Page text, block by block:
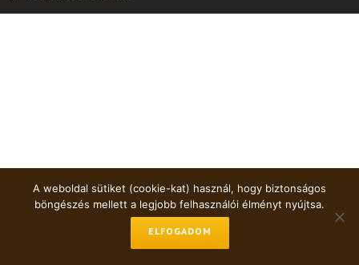
A weboldal sütiket (cookie-kat) használ, hogy biztonságos
böngészés mellett a legjobb felhasználói élményt nyújtsa.
ELFOGADOM